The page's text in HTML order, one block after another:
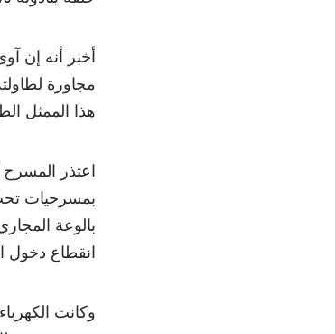
أخبر أنه إن
مجاورة
هذا الممثل
اعتذر
بمسرحيات
بالوعة
انقطاع دخول
وكانت